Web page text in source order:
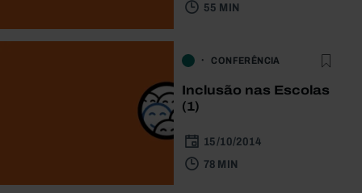
55 MIN
CONFERÊNCIA
Inclusão nas Escolas
(1)
15/10/2014
78 MIN